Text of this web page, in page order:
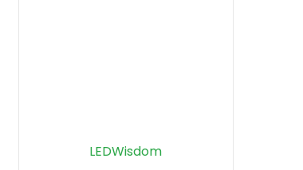
LEDWisdom